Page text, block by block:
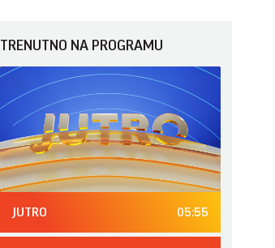
TRENUTNO NA PROGRAMU
JUTRO 05:55